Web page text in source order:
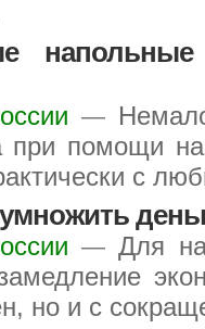
—
при помощи
с
— Для
но и с